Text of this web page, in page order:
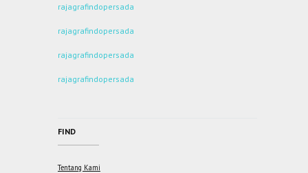
rajagrafindopersada
rajagrafindopersada
rajagrafindopersada
rajagrafindopersada
FIND
Tentang Kami